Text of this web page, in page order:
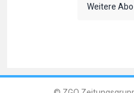
Weitere